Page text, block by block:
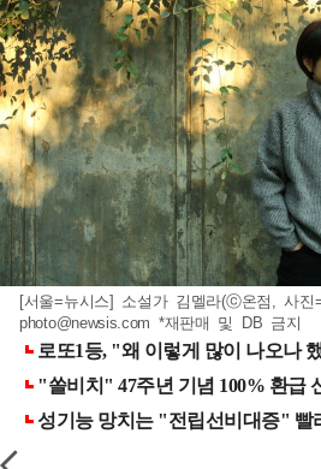
[서울=뉴시스] 소설가 김멜라(ⓒ온점, 사진
photo@newsis.com *재판매 및 DB 금지